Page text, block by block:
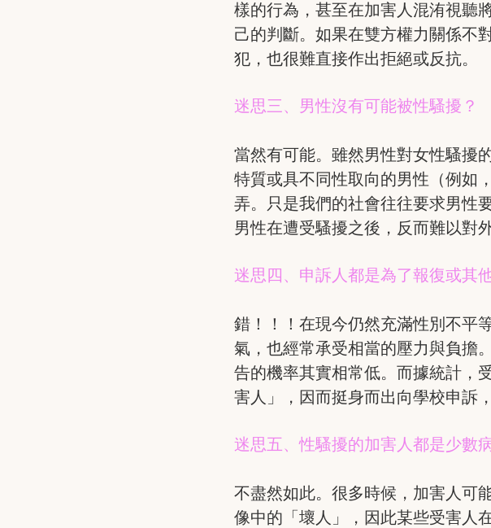
樣的行為，甚至在加害人混洧視聽
己的判斷。如果在雙方權力關係不
犯，也很難直接作出拒絕或反抗。
迷思三、男性沒有可能被性騷擾？
當然有可能。雖然男性對女性騷擾
特質或具不同性取向的男性（例如
弄。只是我們的社會往往要求男性
男性在遭受騷擾之後，反而難以對
迷思四、申訴人都是為了報復或其
錯！！！在現今仍然充滿性別不平
氣，也經常承受相當的壓力與負擔
告的機率其實相常低。而據統計，
害人」，因而挺身而出向學校申訴
迷思五、性騷擾的加害人都是少數
不盡然如此。很多時候，加害人可
像中的「壞人」，因此某些受害人